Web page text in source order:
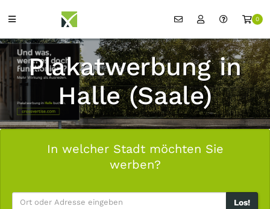
0
Plakatwerbung in
Halle (Saale)
In welcher Stadt möchten Sie
werben?
Los!